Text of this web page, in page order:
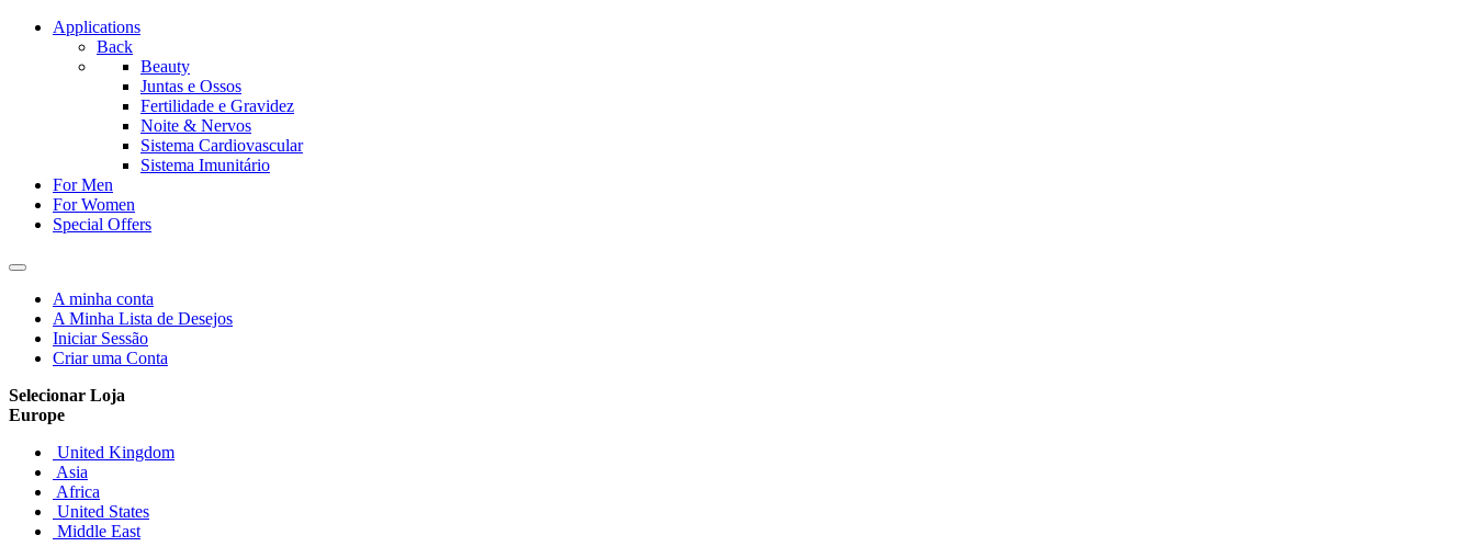
Applications
Back
Beauty
Juntas e Ossos
Fertilidade e Gravidez
Noite & Nervos
Sistema Cardiovascular
Sistema Imunitário
For Men
For Women
Special Offers
A minha conta
A Minha Lista de Desejos
Iniciar Sessão
Criar uma Conta
Selecionar Loja
Europe
United Kingdom
Asia
Africa
United States
Middle East